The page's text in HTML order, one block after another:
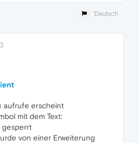
Deutsch
aufrufe erscheint
mit dem Text:
gesperrt
von einer Erweiterung